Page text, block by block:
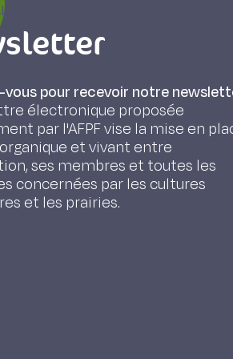
livestock
pigs, and poultry).
individually; then, we
with livestock
production areas. In
and services can be
for different systems,
challenges.
B., Dupraz P., Sabatier R., Hercule
vous pour recevoir notre
électronique proposée
par l'AFPF vise la mise en
et vivant entre
ses membres et toutes les
concernées par les cultures
et les prairies.